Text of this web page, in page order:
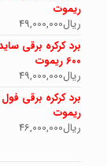
ریموت
ریال49,000,000
برد کرکره برقی
600 ریموت
ریال49,000,000
ریموت
ریال46,000,000